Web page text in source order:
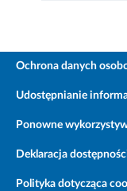
Ochrona danych
Udostępnianie
Ponowne
Deklaracja
Polityka dotycząca